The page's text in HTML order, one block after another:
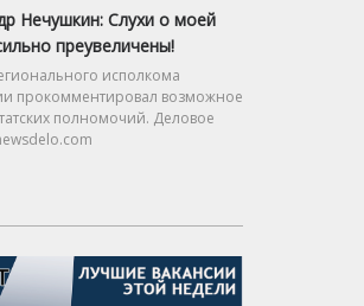
Нечушкин: Слухи о моей
преувеличены!
исполкома
прокомментировал возможное
полномочий. Деловое